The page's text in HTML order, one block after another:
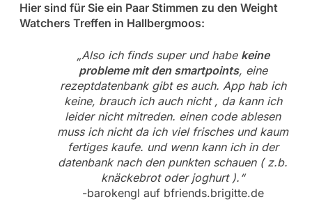
Hier sind für Sie ein Paar Stimmen zu den Weight
Watchers Treffen in Hallbergmoos:
„Also ich finds super und habe keine
probleme mit den smartpoints, eine
rezeptdatenbank gibt es auch. App hab ich
keine, brauch ich auch nicht , da kann ich
leider nicht mitreden. einen code ablesen
muss ich nicht da ich viel frisches und kaum
fertiges kaufe. und wenn kann ich in der
datenbank nach den punkten schauen ( z.b.
knäckebrot oder joghurt ).“
-barokengl auf bfriends.brigitte.de